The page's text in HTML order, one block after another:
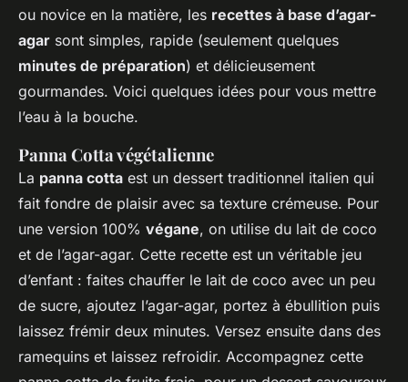
ou novice en la matière, les recettes à base d’agar-
agar sont simples, rapide (seulement quelques
minutes de préparation) et délicieusement
gourmandes. Voici quelques idées pour vous mettre
l’eau à la bouche.
Panna Cotta végétalienne
La panna cotta est un dessert traditionnel italien qui
fait fondre de plaisir avec sa texture crémeuse. Pour
une version 100% végane, on utilise du lait de coco
et de l’agar-agar. Cette recette est un véritable jeu
d’enfant : faites chauffer le lait de coco avec un peu
de sucre, ajoutez l’agar-agar, portez à ébullition puis
laissez frémir deux minutes. Versez ensuite dans des
ramequins et laissez refroidir. Accompagnez cette